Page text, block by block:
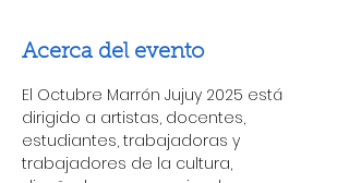
Acerca del evento
El Octubre Marrón Jujuy 2025 está
dirigido a artistas, docentes,
estudiantes, trabajadoras y
trabajadores de la cultura,